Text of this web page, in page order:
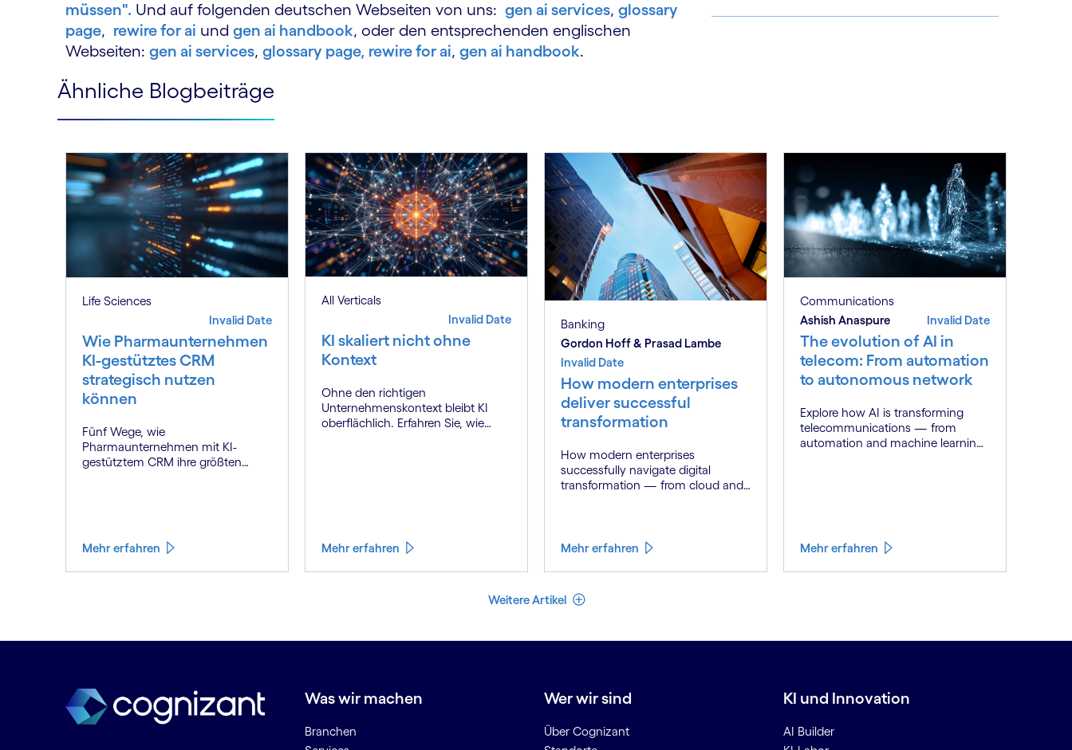
müssen". Und auf folgenden deutschen Webseiten von uns: gen ai services, glossary
page, rewire for ai und gen ai handbook, oder den entsprechenden englischen
Webseiten: gen ai services, glossary page, rewire for ai, gen ai handbook.
Ähnliche Blogbeiträge
Life Sciences
Invalid Date
Wie Pharmaunternehmen
KI-gestütztes CRM
strategisch nutzen
können
Fünf Wege, wie
Pharmaunternehmen mit KI-
gestütztem CRM ihre größten
Mehr erfahren
All Verticals
Invalid Date
KI skaliert nicht ohne
Kontext
Ohne den richtigen
Unternehmenskontext bleibt KI
oberflächlich. Erfahren Sie, wie
Mehr erfahren
Banking
Gordon Hoff & Prasad Lambe
Invalid Date
How modern enterprises
deliver successful
transformation
How modern enterprises
successfully navigate digital
transformation — from cloud and
Mehr erfahren
Communications
Ashish Anaspure
Invalid Date
The evolution of AI in
telecom: From automation
to autonomous network
Explore how AI is transforming
telecommunications — from
automation and machine learning
Mehr erfahren
Weitere Artikel Weniger Artikel
Was wir machen
Branchen
Wer wir sind
Über Cognizant
KI und Innovation
AI Builder